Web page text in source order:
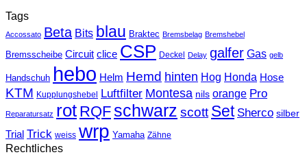
Tags
Accossato Beta Bits blau Braktec Bremsbelag Bremshebel
Bremsscheibe Circuit clice CSP Deckel Delay galfer Gas gelb
Handschuh hebo Helm Hemd hinten Hog Honda Hose
KTM Kupplungshebel Luftfilter Montesa nils orange Pro
Reparatursatz rot RQF schwarz scott Set Sherco silber
Trial Trick weiss wrp Yamaha Zähne
Rechtliches